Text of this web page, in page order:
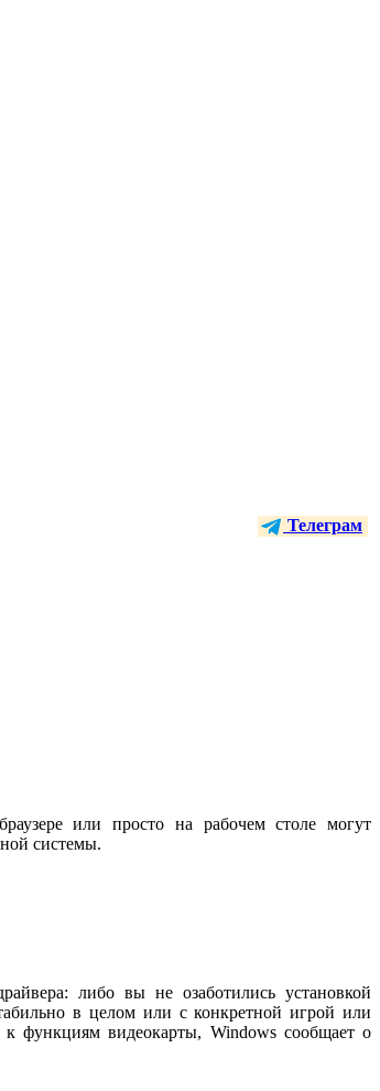
Телеграм
или просто на рабочем столе могут
системы.
либо вы не озаботились установкой
в целом или с конкретной игрой или
к функциям видеокарты, Windows сообщает о